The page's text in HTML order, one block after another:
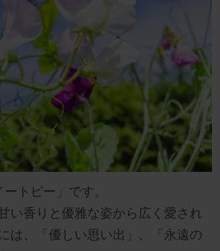
トピー」です。
い香りと優雅な姿から広く愛され
は、「優しい思い出」、「永遠の